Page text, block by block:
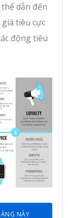
dẫn đến
tiêu cực
động tiêu
NÀY